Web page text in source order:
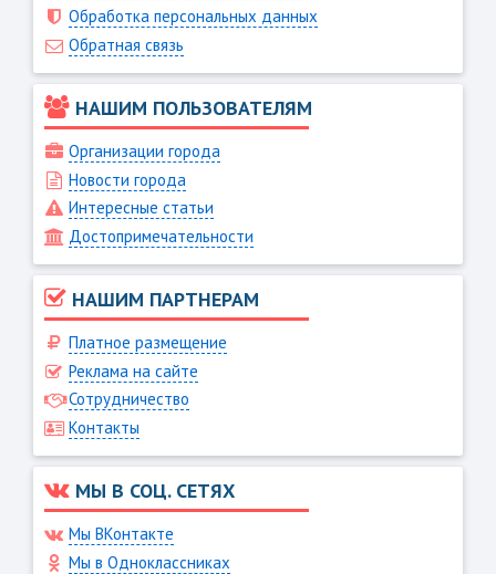
Обработка персональных данных
Обратная связь
НАШИМ ПОЛЬЗОВАТЕЛЯМ
Организации города
Новости города
Интересные статьи
Достопримечательности
НАШИМ ПАРТНЕРАМ
Платное размещение
Реклама на сайте
Сотрудничество
Контакты
МЫ В СОЦ. СЕТЯХ
Мы ВКонтакте
Мы в Одноклассниках